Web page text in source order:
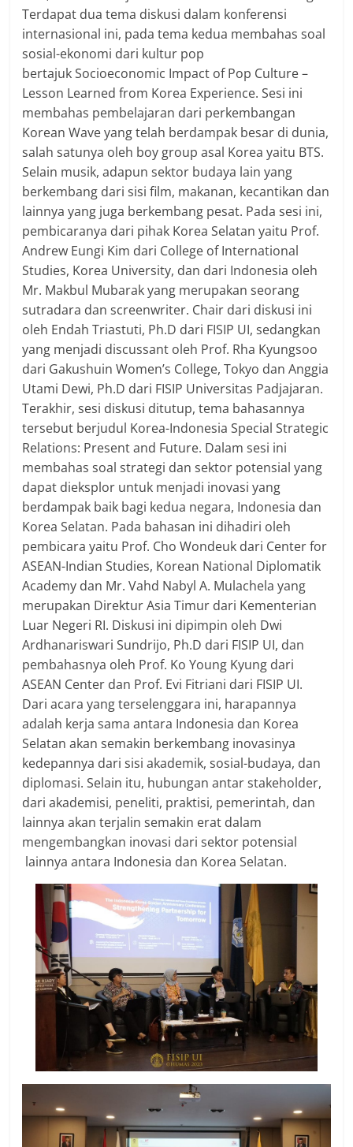
Terdapat dua tema diskusi dalam konferensi
internasional ini, pada tema kedua membahas soal
sosial-ekonomi dari kultur pop
bertajuk Socioeconomic Impact of Pop Culture –
Lesson Learned from Korea Experience. Sesi ini
membahas pembelajaran dari perkembangan
Korean Wave yang telah berdampak besar di dunia,
salah satunya oleh boy group asal Korea yaitu BTS.
Selain musik, adapun sektor budaya lain yang
berkembang dari sisi film, makanan, kecantikan dan
lainnya yang juga berkembang pesat. Pada sesi ini,
pembicaranya dari pihak Korea Selatan yaitu Prof.
Andrew Eungi Kim dari College of International
Studies, Korea University, dan dari Indonesia oleh
Mr. Makbul Mubarak yang merupakan seorang
sutradara dan screenwriter. Chair dari diskusi ini
oleh Endah Triastuti, Ph.D dari FISIP UI, sedangkan
yang menjadi discussant oleh Prof. Rha Kyungsoo
dari Gakushuin Women’s College, Tokyo dan Anggia
Utami Dewi, Ph.D dari FISIP Universitas Padjajaran.
Terakhir, sesi diskusi ditutup, tema bahasannya
tersebut berjudul Korea-Indonesia Special Strategic
Relations: Present and Future. Dalam sesi ini
membahas soal strategi dan sektor potensial yang
dapat dieksplor untuk menjadi inovasi yang
berdampak baik bagi kedua negara, Indonesia dan
Korea Selatan. Pada bahasan ini dihadiri oleh
pembicara yaitu Prof. Cho Wondeuk dari Center for
ASEAN-Indian Studies, Korean National Diplomatik
Academy dan Mr. Vahd Nabyl A. Mulachela yang
merupakan Direktur Asia Timur dari Kementerian
Luar Negeri RI. Diskusi ini dipimpin oleh Dwi
Ardhanariswari Sundrijo, Ph.D dari FISIP UI, dan
pembahasnya oleh Prof. Ko Young Kyung dari
ASEAN Center dan Prof. Evi Fitriani dari FISIP UI.
Dari acara yang terselenggara ini, harapannya
adalah kerja sama antara Indonesia dan Korea
Selatan akan semakin berkembang inovasinya
kedepannya dari sisi akademik, sosial-budaya, dan
diplomasi. Selain itu, hubungan antar stakeholder,
dari akademisi, peneliti, praktisi, pemerintah, dan
lainnya akan terjalin semakin erat dalam
mengembangkan inovasi dari sektor potensial
lainnya antara Indonesia dan Korea Selatan.